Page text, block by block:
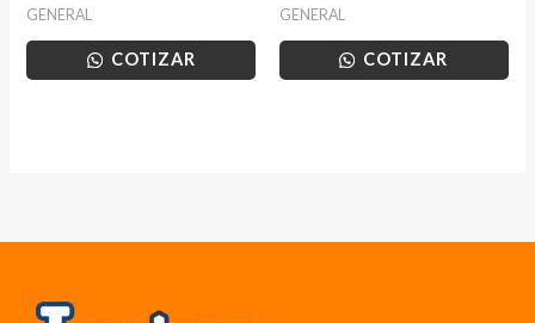
GENERAL
COTIZAR
GENERAL
COTIZAR